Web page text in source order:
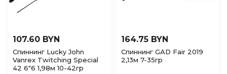
107.60 BYN
Спиннинг Lucky John
Vanrex Twitching Special
42 6"6 1,98м 10-42гр
164.75 BYN
Спиннинг GAD Fair 2019
2,13м 7-35гр